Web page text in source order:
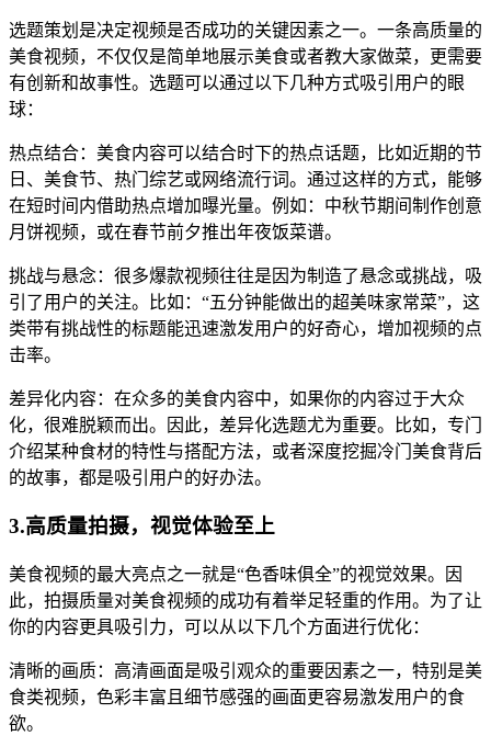
选题策划是决定视频是否成功的关键因素之一。一条高质量的
美食视频，不仅仅是简单地展示美食或者教大家做菜，更需要
有创新和故事性。选题可以通过以下几种方式吸引用户的眼
球：
热点结合：美食内容可以结合时下的热点话题，比如近期的节
日、美食节、热门综艺或网络流行词。通过这样的方式，能够
在短时间内借助热点增加曝光量。例如：中秋节期间制作创意
月饼视频，或在春节前夕推出年夜饭菜谱。
挑战与悬念：很多爆款视频往往是因为制造了悬念或挑战，吸
引了用户的关注。比如：“五分钟能做出的超美味家常菜”，这
类带有挑战性的标题能迅速激发用户的好奇心，增加视频的点
击率。
差异化内容：在众多的美食内容中，如果你的内容过于大众
化，很难脱颖而出。因此，差异化选题尤为重要。比如，专门
介绍某种食材的特性与搭配方法，或者深度挖掘冷门美食背后
的故事，都是吸引用户的好办法。
3.高质量拍摄，视觉体验至上
美食视频的最大亮点之一就是“色香味俱全”的视觉效果。因
此，拍摄质量对美食视频的成功有着举足轻重的作用。为了让
你的内容更具吸引力，可以从以下几个方面进行优化：
清晰的画质：高清画面是吸引观众的重要因素之一，特别是美
食类视频，色彩丰富且细节感强的画面更容易激发用户的食
欲。